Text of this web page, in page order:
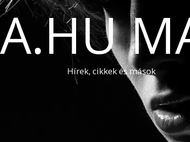
Hírek, cikkek és mások